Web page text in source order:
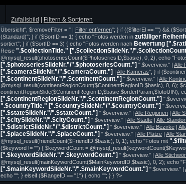
Zufallsbild Filtern & Sortieren
Übersicht"; $removeFilter = " | Filter entfernen"; } if (($filterEl == "") &&
(Standard)"; } if ($SortID == 1) { echo "Fotos werden in zufälliger
sortiert"; } if ($SortID == 3) { echo "Fotos werden nach Bewertung
Reise ".$collectionTitle." [".$collectionSlideNr."/
@mysql_result(photoseriesCount($PhotoseriesID,$basic), 0, 2); echo
[".$photoseriesSlideNr."/".$photoseriesCount."] ".$overview." | Alle
[".$cameraSlideNr."/".$cameraCount."] | Alle Kameras"; } if
[".$continentSlideNr."/".$continentCount."] ".$overview." | Alle
@mysql_result(continentRegionCount($ContinentRegionID,$basic), 0, 6);
continentRegionSlide($ContinentRegionID,$basic,$orderParam,$fotoUIN);
[".$continentRegionSlideNr."/".$continentRegionCount."]
".$countryTitle." [".$countrySlideNr."/".$countryCount."]
[".$stateSlideNr."/".$stateCount."] ".$overview." | Alle Regionen | Alle
[".$citySlideNr."/".$cityCount."] ".$overview." | Alle Städte | Alle
[".$districtSlideNr."/".$districtCount."] ".$overview." | Alle Bezirke |
[".$placeSlideNr."/".$placeCount."] ".$overview." | Alle Plätze | Alle
@mysql_result(friendCount($FriendID,$basic), 0, 1); echo "Fotos mit
($keyword != "") { $keywordCount =
[".$keywordSlideNr."/".$keywordCount."] ".$overview." | Alle
@mysql_result(mainKeywordCount($MainKeywordID,$basic), 0, 2); echo
[".$mainKeywordSlideNr."/".$mainKeywordCount."] ".$overview." |
echo ""; } elseif ($RangeID == "1") { echo ""; } } ?>